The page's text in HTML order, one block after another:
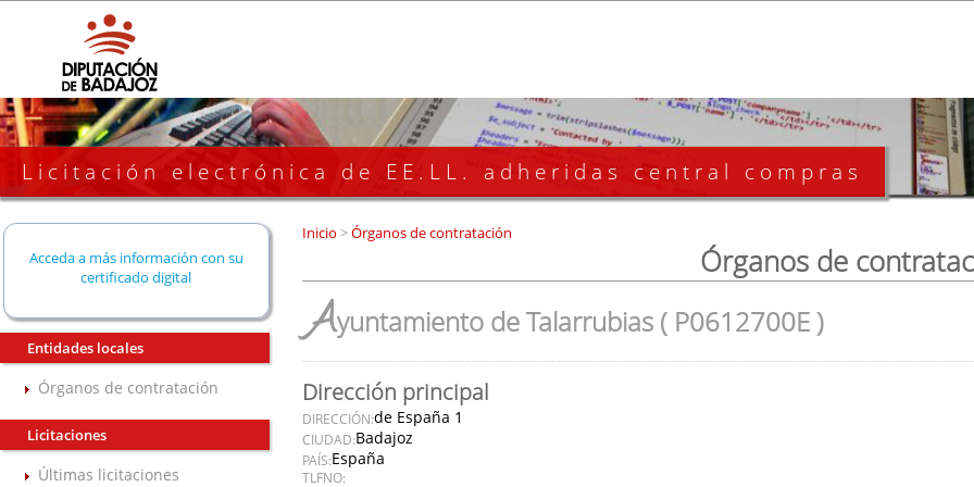
Licitación electrónica de EE.LL. adheridas central compras
Acceda a más información con su
certificado digital
Entidades locales
Órganos de contratación
Licitaciones
Últimas licitaciones
Inicio >Órganos de contratación
Órganos de
Ayuntamiento de Talarrubias ( P0612700E )
Dirección principal
DIRECCIÓN:de España 1
CIUDAD:Badajoz
PAÍS:España
TLFNO: